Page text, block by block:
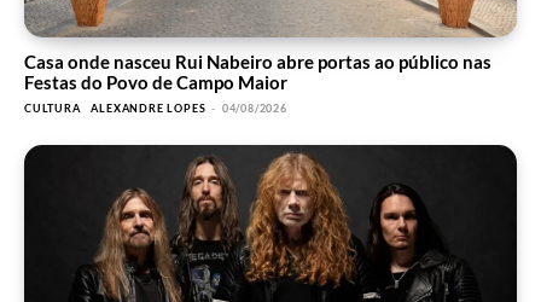
Casa onde nasceu Rui Nabeiro abre portas ao público nas
Festas do Povo de Campo Maior
CULTURA ALEXANDRE LOPES - 04/08/2026